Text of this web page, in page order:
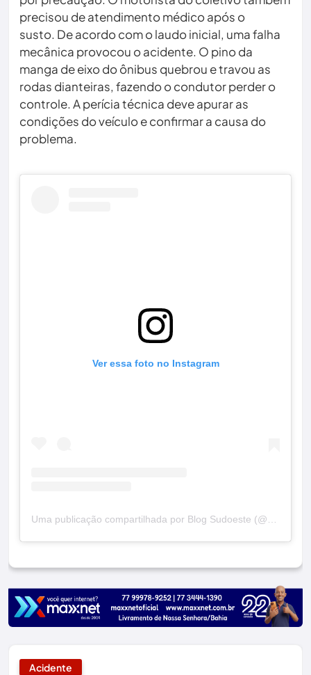
precisou de atendimento médico após o
susto. De acordo com o laudo inicial, uma falha
mecânica provocou o acidente. O pino da
manga de eixo do ônibus quebrou e travou as
rodas dianteiras, fazendo o condutor perder o
controle. A perícia técnica deve apurar as
condições do veículo e confirmar a causa do
problema.
Ver essa foto no Instagram
Uma publicação compartilhada por Blog Sudoeste (@blogsudoeste)
Acidente